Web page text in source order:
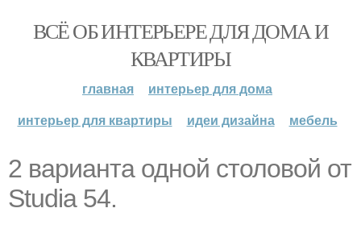
ВСЁ ОБ ИНТЕРЬЕРЕ ДЛЯ ДОМА И
КВАРТИРЫ
главная
интерьер для дома
интерьер для квартиры
идеи дизайна мебель
2 варианта одной столовой от
Studia 54.